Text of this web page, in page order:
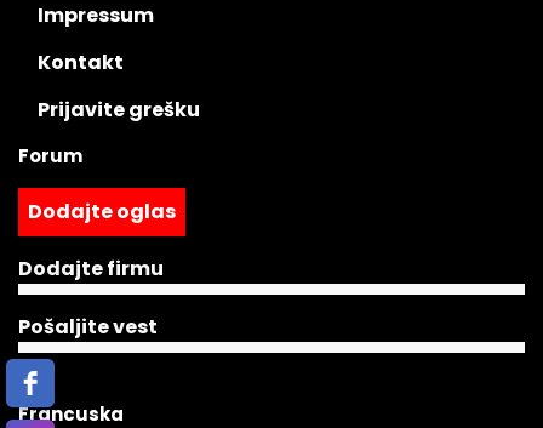
Impressum
Kontakt
Prijavite grešku
Forum
Dodajte oglas
Dodajte firmu
Pošaljite vest
Francuska